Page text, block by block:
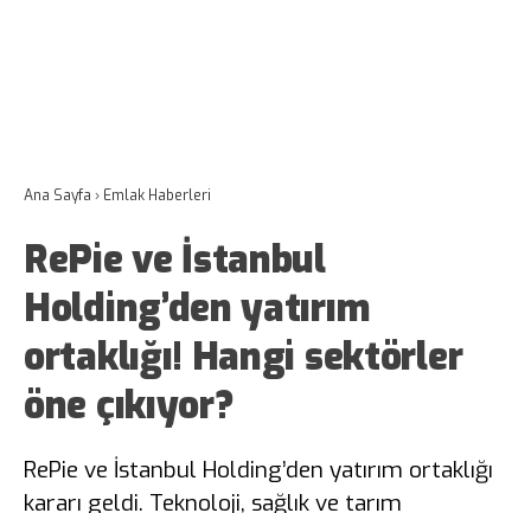
Ana Sayfa › Emlak Haberleri
RePie ve İstanbul
Holding’den yatırım
ortaklığı! Hangi sektörler
öne çıkıyor?
RePie ve İstanbul Holding’den yatırım ortaklığı
kararı geldi. Teknoloji, sağlık ve tarım